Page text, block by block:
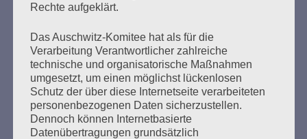
SUCHEN
NACH:
Rechte aufgeklärt.
Das Auschwitz-Komitee hat als für die
Verarbeitung Verantwortlicher zahlreiche
technische und organisatorische Maßnahmen
umgesetzt, um einen möglichst lückenlosen
Schutz der über diese Internetseite verarbeiteten
personenbezogenen Daten sicherzustellen.
Dennoch können Internetbasierte
Datenübertragungen grundsätzlich